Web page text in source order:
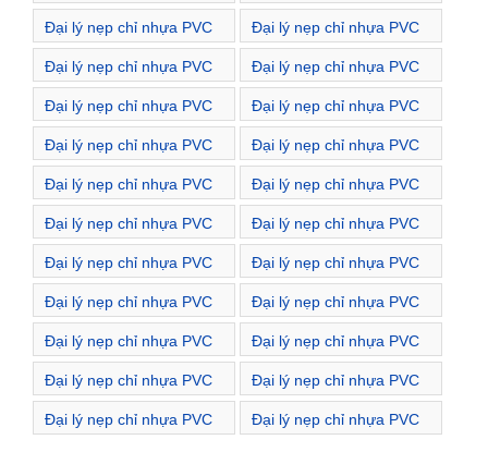
Đường Nguyễn Quyền
Đường Nguyễn Thượng
Hiền
Đại lý nẹp chỉ nhựa PVC
Đường Nguyễn Trung
Ngạn
Đại lý nẹp chỉ nhựa PVC
Đường Nguyễn Đình
Chiểu
Đại lý nẹp chỉ nhựa PVC
Đường Phù Đổng Thiên
Vương
Đại lý nẹp chỉ nhựa PVC
Đường Phùng Khắc
Khoan
Đại lý nẹp chỉ nhựa PVC
Đường Phạm Đình Hổ
Đại lý nẹp chỉ nhựa PVC
Đường Quang Trung
Đại lý nẹp chỉ nhựa PVC
Đường Quỳnh Lôi
Đại lý nẹp chỉ nhựa PVC
Đường Quỳnh Mai
Đại lý nẹp chỉ nhựa PVC
Đường Tam Trinh
Đại lý nẹp chỉ nhựa PVC
Đường Tây Kết
Đại lý nẹp chỉ nhựa PVC
Đường Tô Hiến Thành
Đại lý nẹp chỉ nhựa PVC
Đường Tạ Quang Bửu
Đại lý nẹp chỉ nhựa PVC
Đường Thanh Nhàn
Đại lý nẹp chỉ nhựa PVC
Đường Thái Phiên
Đại lý nẹp chỉ nhựa PVC
Đường Thể Giao
Đại lý nẹp chỉ nhựa PVC
Đường Thịnh Yên
Đại lý nẹp chỉ nhựa PVC
Đường Thọ Lão
Đại lý nẹp chỉ nhựa PVC
Đường Thi Sách
Đại lý nẹp chỉ nhựa PVC
Đường Thiền Quang
Đại lý nẹp chỉ nhựa PVC
Đường Trần Bình Trọng
Đại lý nẹp chỉ nhựa PVC
Đại lý nẹp chỉ nhựa PVC